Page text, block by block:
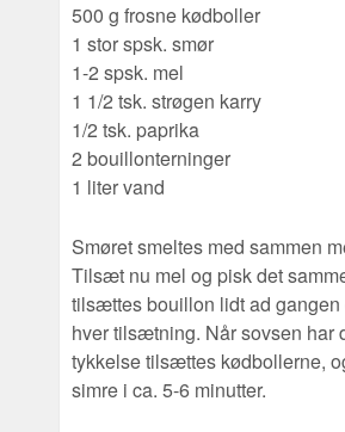
500 g frosne kødboller
1 stor spsk. smør
1-2 spsk. mel
1 1/2 tsk. strøgen karry
1/2 tsk. paprika
2 bouillonterninger
1 liter vand
Smøret smeltes med sammen
Tilsæt nu mel og pisk det
tilsættes bouillon lidt ad gangen
hver tilsætning. Når sovsen har
tykkelse tilsættes kødbollerne,
simre i ca. 5-6 minutter.